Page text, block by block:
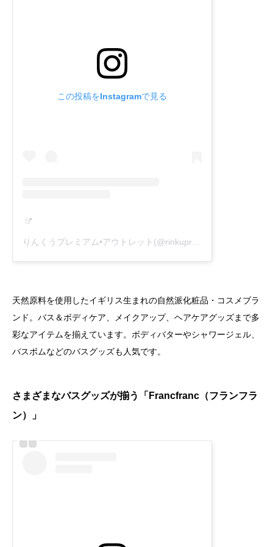
この投稿をInstagramで見る
天然原料を使用したイギリス生まれの自然派化粧品・コスメブラ
ンド。バス＆ボディケア、メイクアップ、ヘアケアグッズまで多
彩なアイテムを揃えています。ボディバターやシャワージェル、
バスボムなどのバスグッズも人気です。
さまざまなバスグッズが揃う「Francfranc（フランフラ
ン）」